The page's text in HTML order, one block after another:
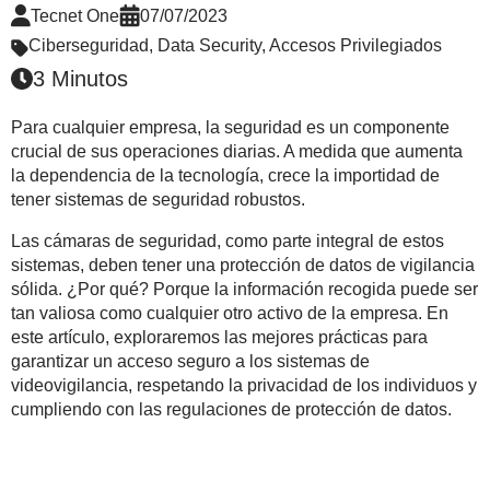
Tecnet One
07/07/2023
Ciberseguridad, Data Security, Accesos Privilegiados
3 Minutos
Para cualquier empresa, la seguridad es un componente
crucial de sus operaciones diarias. A medida que aumenta
la dependencia de la tecnología, crece la importidad de
tener sistemas de seguridad robustos.
Las cámaras de seguridad, como parte integral de estos
sistemas, deben tener una protección de datos de vigilancia
sólida. ¿Por qué? Porque la información recogida puede ser
tan valiosa como cualquier otro activo de la empresa. En
este artículo, exploraremos las mejores prácticas para
garantizar un acceso seguro a los sistemas de
videovigilancia, respetando la privacidad de los individuos y
cumpliendo con las regulaciones de protección de datos.